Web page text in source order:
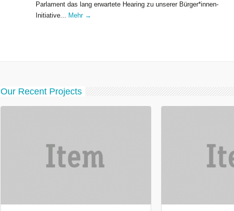
Parlament das lang erwartete Hearing zu unserer Bürger*innen-
Initiative... Mehr →
Our Recent Projects